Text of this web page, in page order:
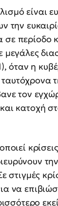
είναι
την
σε
όταν η
τον
κατοχή
στιγμές
να